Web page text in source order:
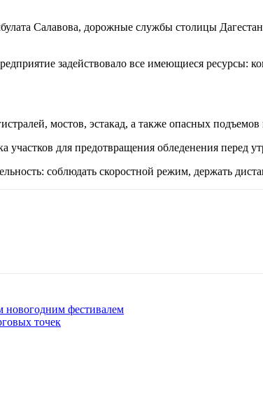
Салавова, дорожные службы столицы
задействовало все имеющиеся
мостов, эстакад, а также опасных подъемов
для предотвращения обледенения перед
соблюдать скоростной режим, держать
новогодним фестивалем
точек